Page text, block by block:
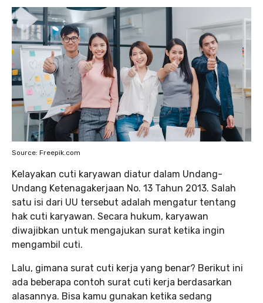
Source: Freepik.com
Kelayakan cuti karyawan diatur dalam Undang-
Undang Ketenagakerjaan No. 13 Tahun 2013. Salah
satu isi dari UU tersebut adalah mengatur tentang
hak cuti karyawan. Secara hukum, karyawan
diwajibkan untuk mengajukan surat ketika ingin
mengambil cuti.
Lalu, gimana surat cuti kerja yang benar? Berikut ini
ada beberapa contoh surat cuti kerja berdasarkan
alasannya. Bisa kamu gunakan ketika sedang